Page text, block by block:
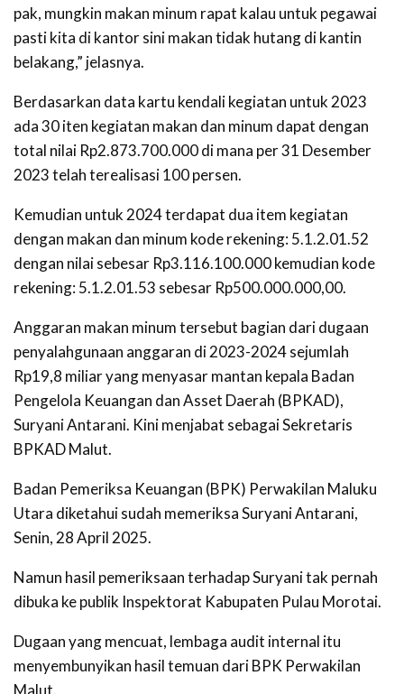
pak, mungkin makan minum rapat kalau untuk pegawai
pasti kita di kantor sini makan tidak hutang di kantin
belakang,” jelasnya.
Berdasarkan data kartu kendali kegiatan untuk 2023
ada 30 iten kegiatan makan dan minum dapat dengan
total nilai Rp2.873.700.000 di mana per 31 Desember
2023 telah terealisasi 100 persen.
Kemudian untuk 2024 terdapat dua item kegiatan
dengan makan dan minum kode rekening: 5.1.2.01.52
dengan nilai sebesar Rp3.116.100.000 kemudian kode
rekening: 5.1.2.01.53 sebesar Rp500.000.000,00.
Anggaran makan minum tersebut bagian dari dugaan
penyalahgunaan anggaran di 2023-2024 sejumlah
Rp19,8 miliar yang menyasar mantan kepala Badan
Pengelola Keuangan dan Asset Daerah (BPKAD),
Suryani Antarani. Kini menjabat sebagai Sekretaris
BPKAD Malut.
Badan Pemeriksa Keuangan (BPK) Perwakilan Maluku
Utara diketahui sudah memeriksa Suryani Antarani,
Senin, 28 April 2025.
Namun hasil pemeriksaan terhadap Suryani tak pernah
dibuka ke publik Inspektorat Kabupaten Pulau Morotai.
Dugaan yang mencuat, lembaga audit internal itu
menyembunyikan hasil temuan dari BPK Perwakilan
Malut.